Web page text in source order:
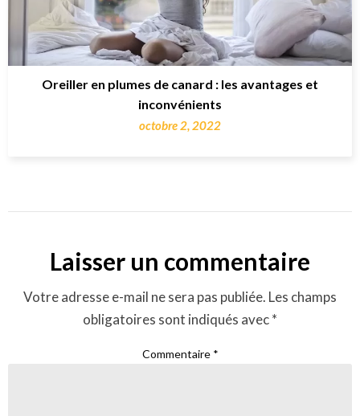
Oreiller en plumes de canard : les avantages et
inconvénients
octobre 2, 2022
Laisser un commentaire
Votre adresse e-mail ne sera pas publiée. Les champs
obligatoires sont indiqués avec*
Commentaire *